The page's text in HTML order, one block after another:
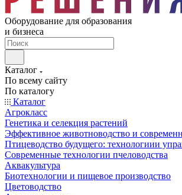
Оборудование для образования
и бизнеса
Каталог
По всему сайту
По каталогу
Каталог
Агрокласс
Генетика и селекция растений
Эффективное животноводство и
Птицеводство будущего: технологиии
Современные технологии пчеловодства
Аквакультура
Биотехнологии и пищевое производство
Цветоводство